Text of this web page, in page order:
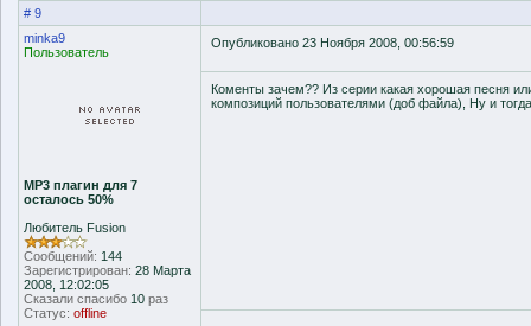
# 9
minka9
Пользователь
MP3 плагин для 7
осталось 50%
Любитель Fusion
Сообщений: 144
Зарегистрирован: 28 Марта
2008, 12:02:05
Сказали спасибо 10 раз
Статус: offline
Опубликовано 23 Ноября 2008, 00:56:59
Коменты зачем?? Из серии какая хорошая песня
композиций пользователями (доб файла), Ну и